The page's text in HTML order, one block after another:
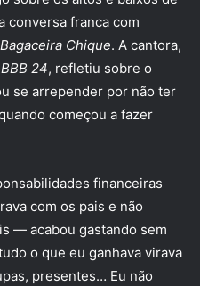
conversa franca com
Bagaceira Chique. A cantora,
BBB 24, refletiu sobre o
se arrepender por não ter
começou a fazer
financeiras
com os pais e não
— acabou gastando sem
o que eu ganhava virava
presentes… Eu não